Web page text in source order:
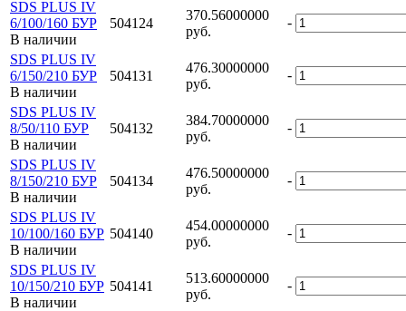
SDS PLUS IV
6/100/160 БУР
В наличии
504124
370.56000000
руб.
-
SDS PLUS IV
6/150/210 БУР
В наличии
504131
476.30000000
руб.
-
SDS PLUS IV
8/50/110 БУР
В наличии
504132
384.70000000
руб.
-
SDS PLUS IV
8/150/210 БУР
В наличии
504134
476.50000000
руб.
-
SDS PLUS IV
10/100/160 БУР
В наличии
504140
454.00000000
руб.
-
SDS PLUS IV
10/150/210 БУР
В наличии
504141
513.60000000
руб.
-